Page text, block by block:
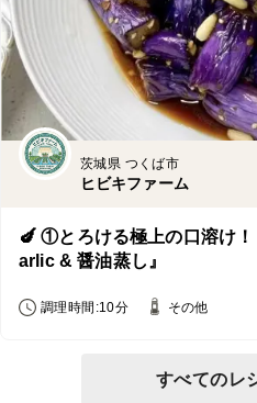
茨城県 つくば市
ヒビキファーム
🍆 ①とろける極上の口溶け
arlic & 醤油蒸し』
調理時間:10分 その他
すべてのレ